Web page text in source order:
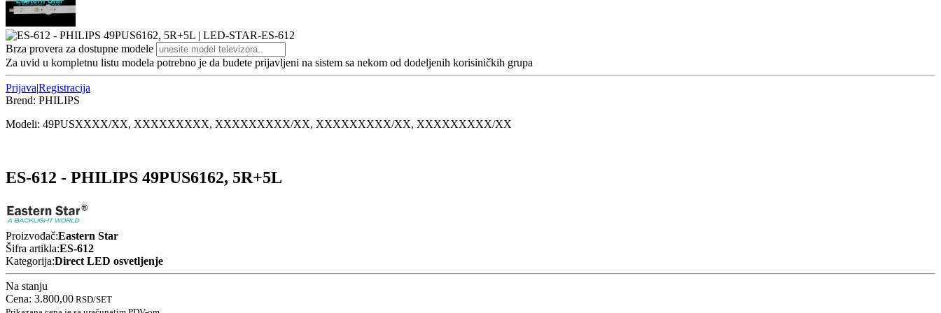
Brza provera za dostupne modele
Za uvid u kompletnu listu modela potrebno je da budete prijavljeni na sistem sa nekom od dodeljenih korisiničkih grupa
Prijava|Registracija
Brend: PHILIPS
Modeli: 49PUSXXXX/XX, XXXXXXXXX, XXXXXXXXX/XX, XXXXXXXXX/XX, XXXXXXXXX/XX
ES-612 - PHILIPS 49PUS6162, 5R+5L
Proizvođač:Eastern Star
Šifra artikla:ES-612
Kategorija:Direct LED osvetljenje
Na stanju
Cena: 3.800,00 RSD/SET